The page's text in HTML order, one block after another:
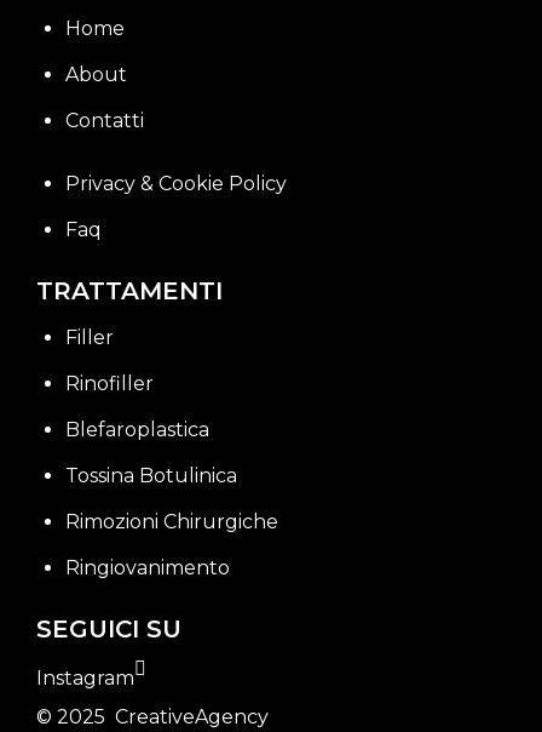
Home
About
Contatti
Privacy & Cookie Policy
Faq
TRATTAMENTI
Filler
Rinofiller
Blefaroplastica
Tossina Botulinica
Rimozioni Chirurgiche
Ringiovanimento
SEGUICI SU
Instagram
© 2025 CreativeAgency